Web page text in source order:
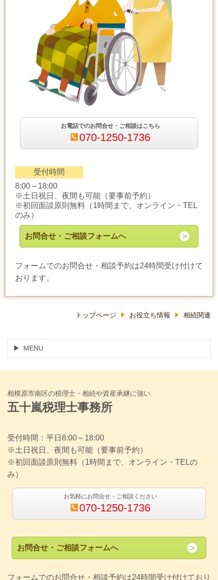
お電話でのお問合せ・ご相談はこちら
070-1250-1736
受付時間
8:00～18:00
※土日祝日、夜間も可能（要事前予約）
※初回面談原則無料（1時間まで、オンライン・TEL
のみ）
お問合せ・ご相談フォームへ
フォームでのお問合せ・相談予約は24時間受け付けて
おります。
トップページ お役立ち情報 相続関連
MENU
相模原市南区の税理士・相続や資産承継に強い
五十嵐税理士事務所
受付時間：平日8:00～18:00
※土日祝日、夜間も可能（要事前予約）
※初回面談原則無料（1時間まで、オンライン・TELの
み）
お気軽にお問合せ・ご相談ください
070-1250-1736
お問合せ・ご相談フォームへ
フォームでのお問合せ・相談予約は24時間受け付けており